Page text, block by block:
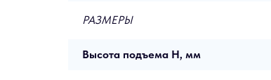
РАЗМЕРЫ
Высота подъема H, мм